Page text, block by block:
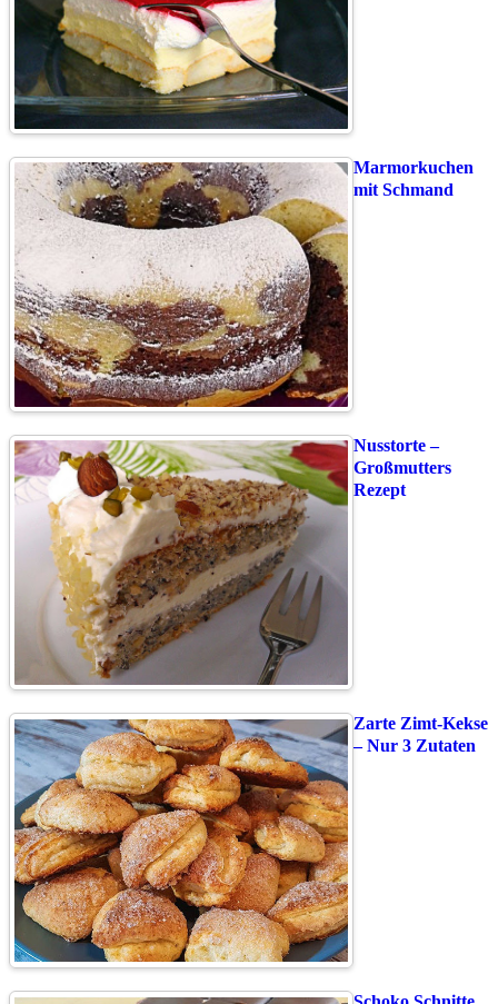
Marmorkuchen
mit Schmand
Nusstorte –
Großmutters
Rezept
Zarte Zimt-Kekse
– Nur 3 Zutaten